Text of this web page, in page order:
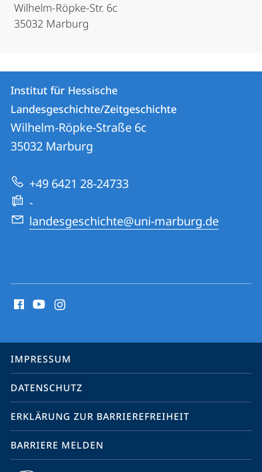
Wilhelm-Röpke-Str. 6c
35032 Marburg
Kontakt
und
Informationen
zur
Website
Kontaktinformationen
Institut
für
Hessische
Landesgeschichte/Zeitgeschichte
Institut für Hessische
Landesgeschichte/Zeitgeschichte
Wilhelm-Röpke-Straße 6c
35032 Marburg
+49 6421 28-24733
-
landesgeschichte@uni-marburg.de
Media
Service-
Navigation
IMPRESSUM
DATENSCHUTZ
ERKLÄRUNG ZUR BARRIEREFREIHEIT
BARRIERE MELDEN